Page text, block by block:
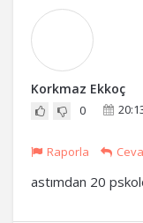
Korkmaz Ekkoç
0
Raporla
astımdan 20